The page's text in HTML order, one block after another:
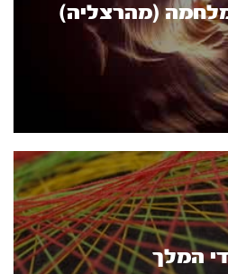
מלחמה (מהרצליה)
המלך